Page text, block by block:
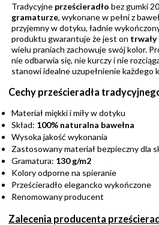
Tradycyjne prześcieradło bez gumki
gramaturze, wykonane w pełni z
przyjemny w dotyku, ładnie
produktu gwarantuje że jest on trwały
wielu praniach zachowuje swój kolor.
nie odbarwia się, nie kurczy i nie
stanowi idealne uzupełnienie każdego
Cechy prześcieradła
Materiał miękki i miły w dotyku
Skład: 100% naturalna bawełna
Wysoka jakość wykonania
Zastosowany materiał bezpieczny dla
Gramatura: 130 g/m2
Kolory odporne na spieranie
Prześcieradło elegancko wykończone
Renomowany producent
Zalecenia producenta